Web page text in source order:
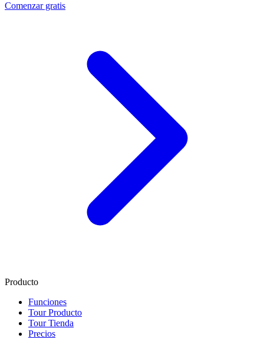
Comenzar gratis
Producto
Funciones
Tour Producto
Tour Tienda
Precios